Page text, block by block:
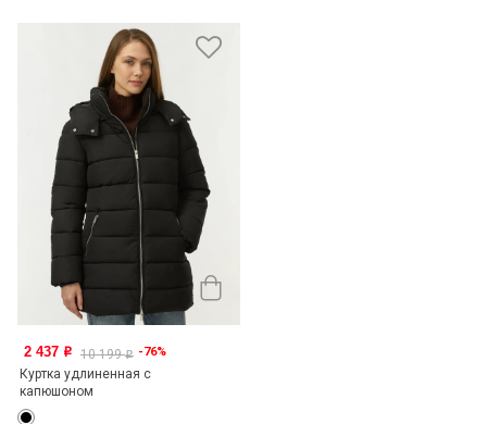
2 437 o 10 199o -76%
Куртка удлиненная с
капюшоном